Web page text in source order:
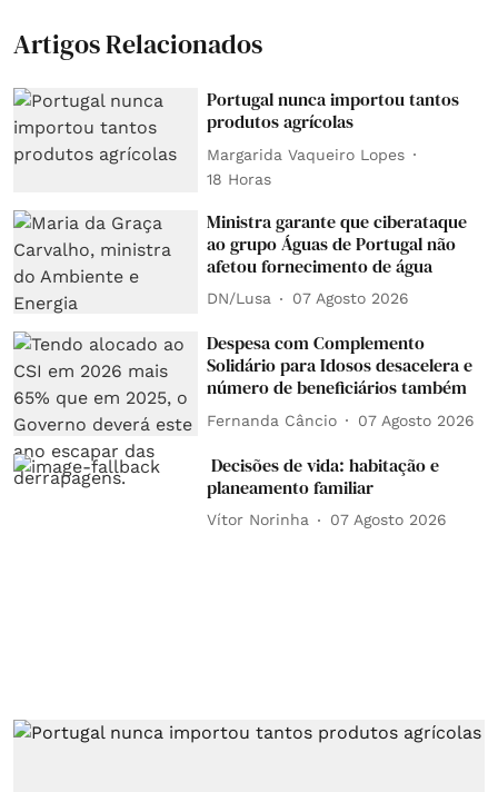
Artigos Relacionados
Portugal nunca importou tantos
produtos agrícolas
Margarida Vaqueiro Lopes
18 Horas
Ministra garante que ciberataque
ao grupo Águas de Portugal não
afetou fornecimento de água
DN/Lusa 07 Agosto 2026
Despesa com Complemento
Solidário para Idosos desacelera e
número de beneficiários também
Fernanda Câncio 07 Agosto 2026
Decisões de vida: habitação e
planeamento familiar
Vítor Norinha 07 Agosto 2026